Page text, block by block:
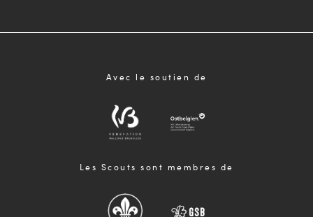
Avec le soutien de
Les Scouts sont membres de